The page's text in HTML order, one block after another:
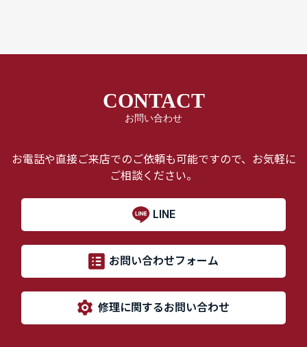
CONTACT
お問い合わせ
お電話や直接ご来店でのご依頼も可能ですので、お気軽に
ご相談ください。
LINE
お問い合わせフォーム
修理に関するお問い合わせ